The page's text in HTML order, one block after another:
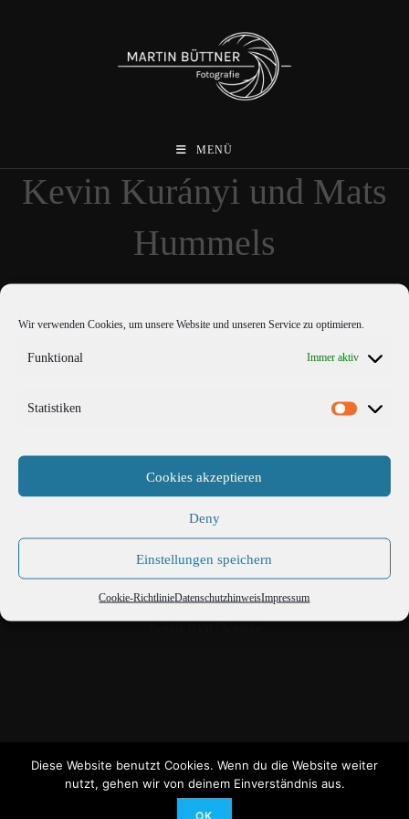
Wir verwenden Cookies, um unsere Website und unseren Service zu optimieren.
Funktional Immer aktiv
Statistiken
Cookies akzeptieren
Deny
Einstellungen speichern
Cookie-RichtlinieDatenschutzhinweisImpressum
MENÜ
Kevin Kurányi und Mats
Hummels
Diese Website benutzt Cookies. Wenn du die Website weiter
nutzt, gehen wir von deinem Einverständnis aus.
OK